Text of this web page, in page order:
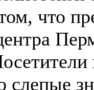
что
слепые